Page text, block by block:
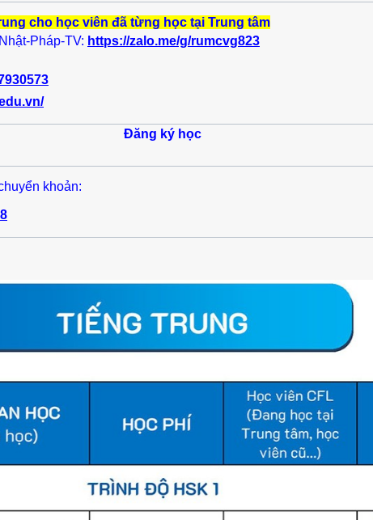
cho học viên đã từng học tại Trung tâm
Pháp-TV: https://zalo.me/g/rumcvg823
Đăng ký học
khoản: